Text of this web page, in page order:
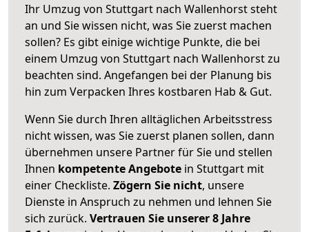
Ihr Umzug von Stuttgart nach Wallenhorst steht
an und Sie wissen nicht, was Sie zuerst machen
sollen? Es gibt einige wichtige Punkte, die bei
einem Umzug von Stuttgart nach Wallenhorst zu
beachten sind. Angefangen bei der Planung bis
hin zum Verpacken Ihres kostbaren Hab & Gut.
Wenn Sie durch Ihren alltäglichen Arbeitsstress
nicht wissen, was Sie zuerst planen sollen, dann
übernehmen unsere Partner für Sie und stellen
Ihnen kompetente Angebote in Stuttgart mit
einer Checkliste. Zögern Sie nicht, unsere
Dienste in Anspruch zu nehmen und lehnen Sie
sich zurück. Vertrauen Sie unserer 8 Jahre